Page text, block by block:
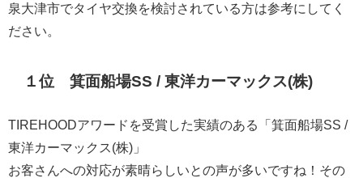
泉大津市でタイヤ交換を検討されている方は参考にしてく
ださい。
１位 箕面船場SS / 東洋カーマックス(株)
TIREHOODアワードを受賞した実績のある「箕面船場SS /
東洋カーマックス(株)」
お客さんへの対応が素晴らしいとの声が多いですね！その